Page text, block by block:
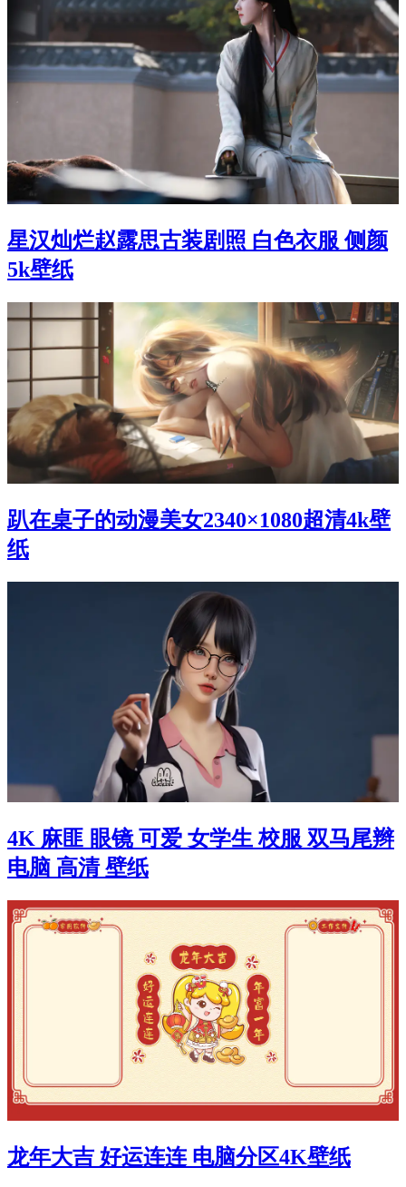
星汉灿烂赵露思古装剧照 白色衣服 侧颜
5k壁纸
趴在桌子的动漫美女2340×1080超清4k壁
纸
4K 麻匪 眼镜 可爱 女学生 校服 双马尾辫
电脑 高清 壁纸
龙年大吉 好运连连 电脑分区4K壁纸